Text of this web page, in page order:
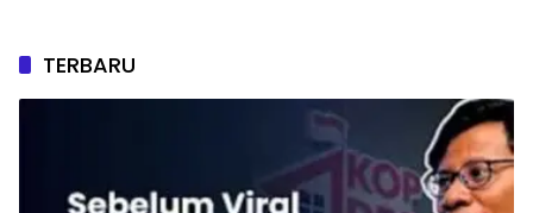
TERBARU